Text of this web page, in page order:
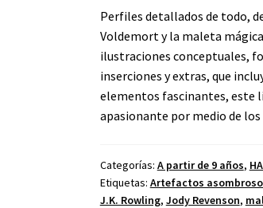
Perfiles detallados de todo,
Voldemort y la maleta
ilustraciones conceptuales,
inserciones y extras, que
elementos fascinantes, este
apasionante por medio de
Categorías: A partir de 9 años,
Etiquetas: Artefactos
J.K. Rowling, Jody Revenson,